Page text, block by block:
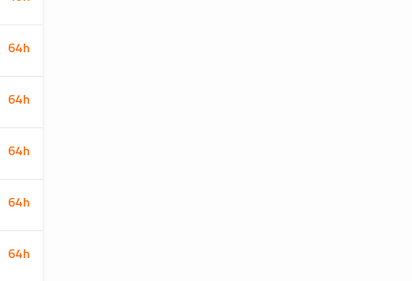
64h
64h
64h
64h
64h